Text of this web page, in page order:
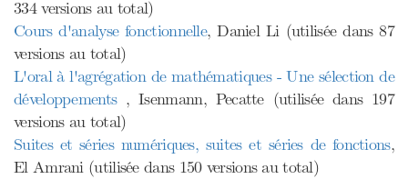
334 versions au total)
Cours d'analyse fonctionnelle, Daniel Li (utilisée dans 87
versions au total)
L'oral à l'agrégation de mathématiques - Une sélection de
développements , Isenmann, Pecatte (utilisée dans 197
versions au total)
Suites et séries numériques, suites et séries de fonctions,
El Amrani (utilisée dans 150 versions au total)